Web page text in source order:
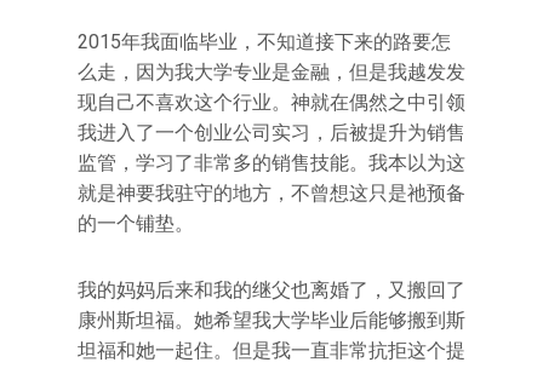
2015年我面临毕业，不知道接下来的路要怎
么走，因为我大学专业是金融，但是我越发发
现自己不喜欢这个行业。神就在偶然之中引领
我进入了一个创业公司实习，后被提升为销售
监管，学习了非常多的销售技能。我本以为这
就是神要我驻守的地方，不曾想这只是祂预备
的一个铺垫。
我的妈妈后来和我的继父也离婚了，又搬回了
康州斯坦福。她希望我大学毕业后能够搬到斯
坦福和她一起住。但是我一直非常抗拒这个提